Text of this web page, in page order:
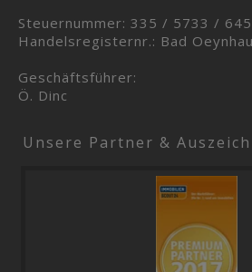
Steuernummer: 335 / 5733 /
Handelsregisternr.: Bad
Geschäftsführer:
Ö. Dinc
Unsere Partner &